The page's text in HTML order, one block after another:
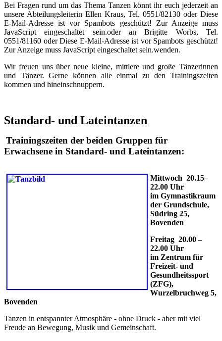
Bei Fragen rund um das Thema Tanzen könnt ihr euch jederzeit an
unsere Abteilungsleiterin Ellen Kraus, Tel. 0551/82130 oder Diese
E-Mail-Adresse ist vor Spambots geschützt! Zur Anzeige muss
JavaScript eingeschaltet sein.oder an Brigitte Worbs, Tel.
0551/81160 oderDiese E-Mail-Adresse ist vor Spambots geschützt!
Zur Anzeige muss JavaScript eingeschaltet sein.wenden.
Wir freuen uns über neue kleine, mittlere und große Tänzerinnen
und Tänzer. Gerne können alle einmal zu den Trainingszeiten
kommen und hineinschnuppern.
Standard- und Lateintanzen
Trainingszeiten der beiden Gruppen für
Erwachsene in Standard- und Lateintanzen:
Mittwoch 20.15–
22.00 Uhr
im Gymnastikraum
der Grundschule,
Südring 25,
Bovenden
Freitag 20.00 –
22.00 Uhr
im Zentrum für
Freizeit- und
Gesundheitssport
(ZFG),
Wurzelbruchweg 5,
Bovenden
Tanzen in entspannter Atmosphäre - ohne Druck - aber mit viel
Freude an Bewegung, Musik und Gemeinschaft.